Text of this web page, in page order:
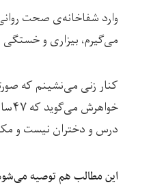
وارد شفاخانه‌ی صحت
می‌گیرم، بیزاری و
کنار زنی می‌نشینم که
درس و دختران نیست و
این مطالب هم توصیه